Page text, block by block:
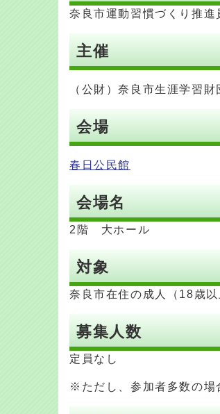
奈良市運動習慣づくり推進
主催
（公財）奈良市生涯学習財
会場
春日公民館
会場名
2階 大ホール
対象
奈良市在住の成人（18歳以
募集人数
定員なし
※ただし、参加者多数の場